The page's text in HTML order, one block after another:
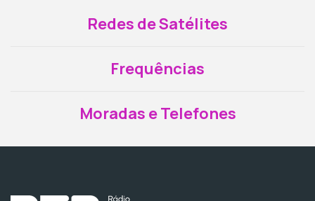
Redes de Satélites
Frequências
Moradas e Telefones